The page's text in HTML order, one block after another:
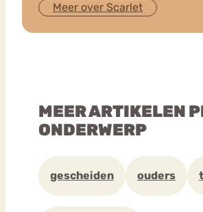
Meer over Scarlet
MEER ARTIKELEN
ONDERWERP
gescheiden ouders